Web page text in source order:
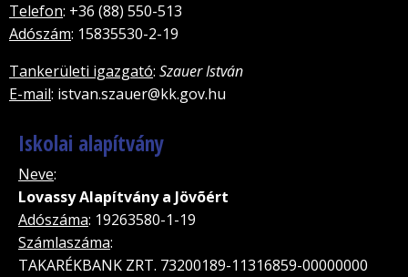
Telefon: +36 (88) 550-513
Adószám: 15835530-2-19
Tankerületi igazgató: Szauer István
E-mail: istvan.szauer@kk.gov.hu
Iskolai alapítvány
Neve:
Lovassy Alapítvány a Jövõért
Adószáma: 19263580-1-19
Számlaszáma:
TAKARÉKBANK ZRT. 73200189-11316859-00000000